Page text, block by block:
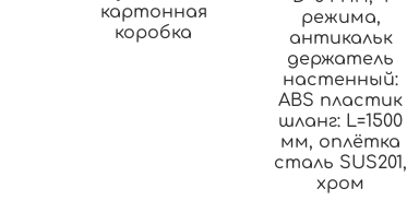
картонная
коробка
режима,
антикальк
держатель
настенный:
ABS пластик
шланг: L=1500
мм, оплётка
сталь SUS201,
хром